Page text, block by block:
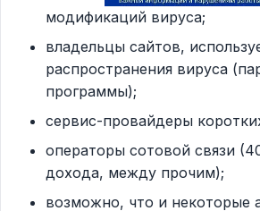
модификаций вируса;
владельцы сайтов,
распространения вируса
программы);
сервис-провайдеры
операторы сотовой связи
дохода, между прочим);
возможно, что и некоторые